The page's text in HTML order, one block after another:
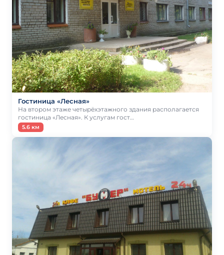
Гостиница «Лесная»
На втором этаже четырёхэтажного здания располагается
гостиница «Лесная». К услугам гост…
5.6 км